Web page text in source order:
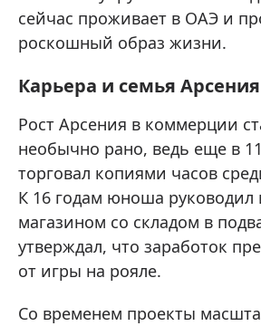
сейчас проживает в ОАЭ и
роскошный образ жизни.
Карьера и семья
Рост Арсения в коммерции
необычно рано, ведь еще в
торговал копиями часов
К 16 годам юноша руководил
магазином со складом в
утверждал, что заработок
от игры на рояле.
Со временем проекты